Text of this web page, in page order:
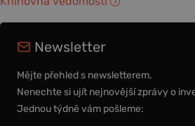
Newsletter
Mějte přehled s newsletterem.
Nenechte si ujít nejnovější zprávy o
Jednou týdně vám pošleme: